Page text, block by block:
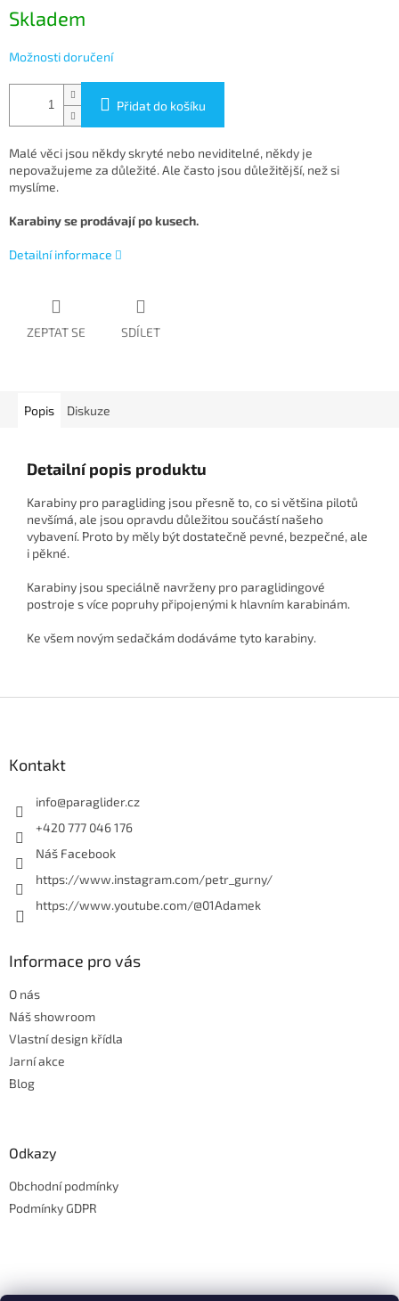
cena:
Skladem
Možnosti doručení
Přidat do košíku
Malé věci jsou někdy skryté nebo neviditelné, někdy je
nepovažujeme za důležité. Ale často jsou důležitější, než si
myslíme.
Karabiny se prodávají po kusech.
Detailní informace
ZEPTAT SE SDÍLET
Popis Diskuze
Detailní popis produktu
Karabiny pro paragliding jsou přesně to, co si většina pilotů
nevšímá, ale jsou opravdu důležitou součástí našeho
vybavení. Proto by měly být dostatečně pevné, bezpečné, ale
i pěkné.
Karabiny jsou speciálně navrženy pro paraglidingové
postroje s více popruhy připojenými k hlavním karabinám.
Ke všem novým sedačkám dodáváme tyto karabiny.
Kontakt
info@paraglider.cz
+420 777 046 176
Náš Facebook
https://www.instagram.com/petr_gurny/
https://www.youtube.com/@01Adamek
Informace pro vás
O nás
Náš showroom
Vlastní design křídla
Jarní akce
Blog
Odkazy
Obchodní podmínky
Podmínky GDPR